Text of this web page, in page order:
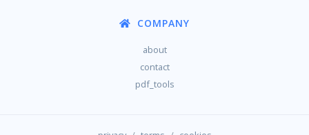
COMPANY
about
contact
pdf_tools